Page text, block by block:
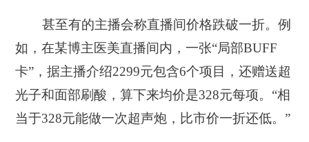
甚至有的主播会称直播间价格跌破一折。例
如，在某博主医美直播间内，一张“局部BUFF
卡”，据主播介绍2299元包含6个项目，还赠送超
光子和面部刷酸，算下来均价是328元每项。“相
当于328元能做一次超声炮，比市价一折还低。”